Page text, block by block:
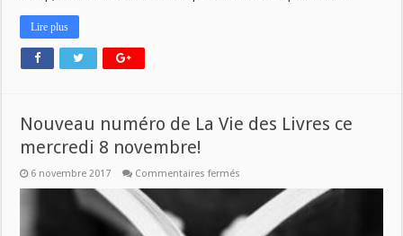
Lire plus
Nouveau numéro de La Vie des Livres ce
mercredi 8 novembre!
6 novembre 2017 Commentaires fermés
numéro
La